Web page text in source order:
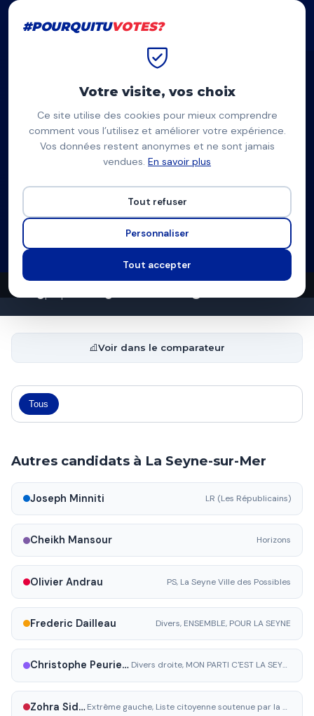
#POURQUITUVOTES?
SS
Stéphane Sacco
La Seyne-sur-Mer
Liste divers gauche
0 0 8
Voir dans le comparateur
Tous
Autres candidats à La Seyne-sur-Mer
Joseph Minniti LR (Les Républicains)
Cheikh Mansour Horizons
Olivier Andrau PS, La Seyne Ville des Possibles
Frederic Dailleau Divers, ENSEMBLE, POUR LA SEYNE
Christophe Peuriere Divers droite, MON PARTI C'EST LA SEYNE
Zohra Sidi Dris Extrême gauche, Liste citoyenne soutenue par la France Insoumise
#POURQUITUVOTES?
Votre visite, vos choix
Ce site utilise des cookies pour mieux comprendre
comment vous l’utilisez et améliorer votre expérience.
Vos données restent anonymes et ne sont jamais
vendues. En savoir plus
Tout refuser
Personnaliser
Tout accepter